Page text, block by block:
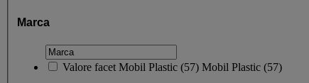
Marca
Valore facet Mobil Plastic (57) Mobil Plastic (57)